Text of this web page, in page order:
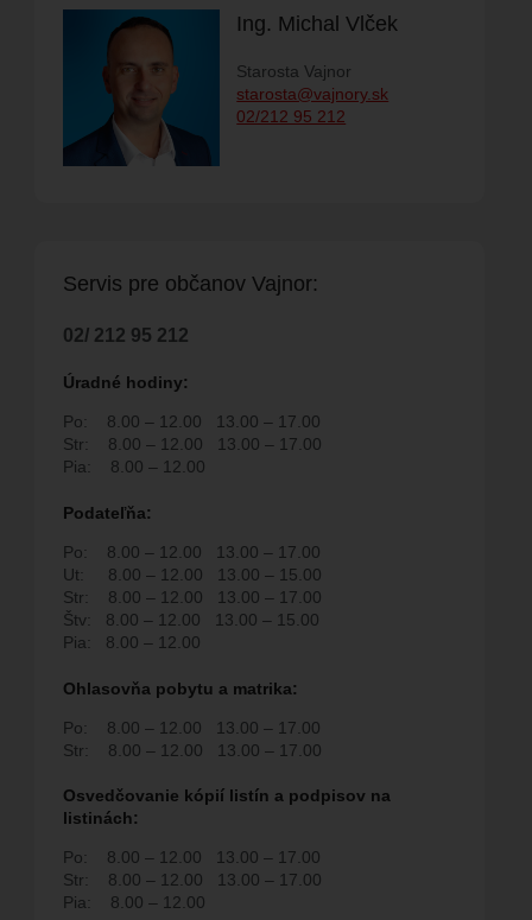
PODUJATÍ
Ing. Michal Vlček
Starosta Vajnor
starosta@vajnory.sk
02/212 95 212
Servis pre občanov Vajnor:
02/ 212 95 212
Úradné hodiny:
Po: 8.00 – 12.00
13.00 – 17.00
Str:
8.00 – 12.00
13.00 – 17.00
Pia:
8.00 – 12.00
Podateľňa:
Po: 8.00 – 12.00
13.00 – 17.00
Ut:
8.00 – 12.00
13.00 – 15.00
Str:
8.00 – 12.00
13.00 – 17.00
Štv:
8.00 – 12.00
13.00 – 15.00
Pia:
8.00 – 12.00
Ohlasovňa pobytu a matrika:
Po: 8.00 – 12.00
13.00 – 17.00
Str:
8.00 – 12.00 13.00 – 17.00
Osvedčovanie kópií listín a podpisov na
listinách:
Po: 8.00 – 12.00
13.00 – 17.00
Str:
8.00 – 12.00
13.00 – 17.00
Pia:
8.00 – 12.00